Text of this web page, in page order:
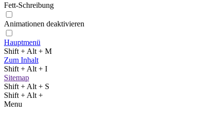
Fett-Schreibung
Animationen deaktivieren
Hauptmenü
Shift + Alt + M
Zum Inhalt
Shift + Alt + I
Sitemap
Shift + Alt + S
Shift + Alt +
Menu